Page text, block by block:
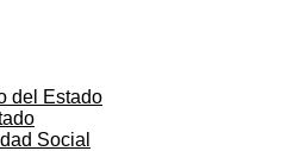
del Estado
Social